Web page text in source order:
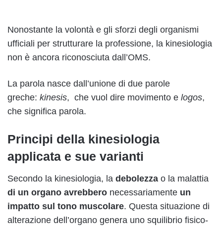
Nonostante la volontà e gli sforzi degli organismi
ufficiali per strutturare la professione, la kinesiologia
non è ancora riconosciuta dall’OMS.
La parola nasce dall’unione di due parole
greche: kinesis, che vuol dire movimento e logos,
che significa parola.
Principi della kinesiologia
applicata e sue varianti
Secondo la kinesiologia, la debolezza o la malattia
di un organo avrebbero necessariamente un
impatto sul tono muscolare. Questa situazione di
alterazione dell’organo genera uno squilibrio fisico-